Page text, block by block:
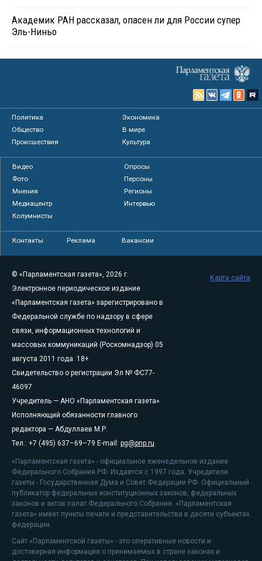
Академик РАН рассказал, опасен ли для России супер
Эль-Ниньо
Политика
Экономика
Общество
В мире
Происшествия
Культура
Видео
Опросы
Фото
Персоны
Мнения
Регионы
Медиацентр
Интервью
Колумнисты
Контакты Реклама Вакансии
© «Парламентская газета», 2026 г.
Электронное периодическое издание
«Парламентская газета» зарегистрировано в
Федеральной службе по надзору в сфере
связи, информационных технологий и
массовых коммуникаций (Роскомнадзор) 05
августа 2011 года. 18+
Свидетельство о регистрации Эл № ФС77-
46097
Учредитель — АНО «Парламентская газета»
Исполняющий обязанности главного
редактора — Абдуллаев М.Р.
Тел.: +7 (495) 637–69–79 E-mail: pg@pnp.ru
«Парламентская газета» - официальное еженедельное издание
Федерального Собрания РФ. Издается с 1997 года. Учредители
газеты - Государственная Дума и Совет Федерации РФ. Официальный
публикатор федеральных конституционных законов, федеральных
законов и актов палат Федерального Собрания. «Парламентская
газета» имеет пункты печати и представительства в десяти субъектах
федерации.
Сайт «Парламентской газеты» - это оперативные новости и
достоверная информация о принимаемых в стране законах и
Карта сайта